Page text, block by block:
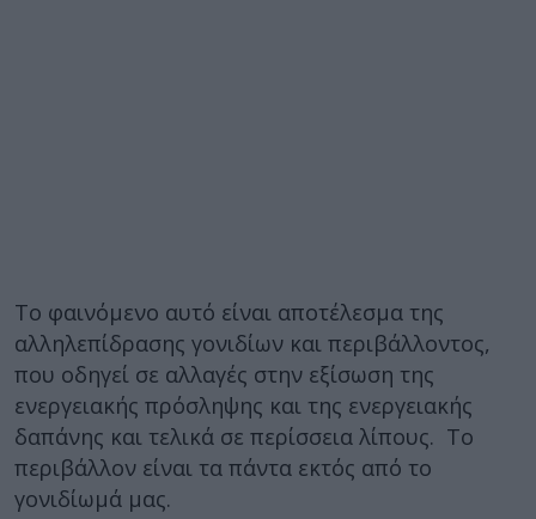
Το φαινόμενο αυτό είναι αποτέλεσμα της
αλληλεπίδρασης γονιδίων και περιβάλλοντος,
που οδηγεί σε αλλαγές στην εξίσωση της
ενεργειακής πρόσληψης και της ενεργειακής
δαπάνης και τελικά σε περίσσεια λίπους. Το
περιβάλλον είναι τα πάντα εκτός από το
γονιδίωμά μας.